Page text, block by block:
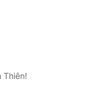
Thiên!